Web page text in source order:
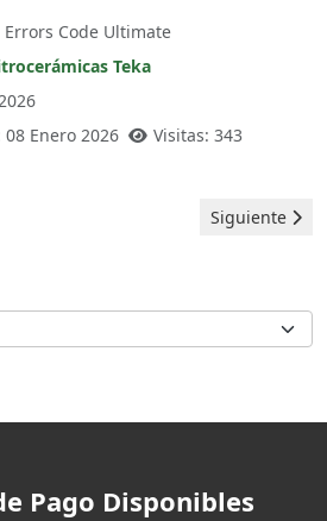
Errors Code Ultimate
Teka
Enero 2026
Visitas: 343
- Error E3 Artículo
Siguiente
Pago Disponibles